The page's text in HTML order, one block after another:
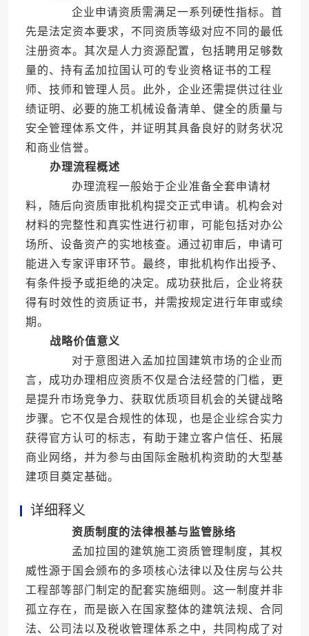
企业申请资质需满足一系列硬性指标。首
先是法定资本要求，不同资质等级对应不同的最低
注册资本。其次是人力资源配置，包括聘用足够数
量的、持有孟加拉国认可的专业资格证书的工程
师、技师和管理人员。此外，企业还需提供过往业
绩证明、必要的施工机械设备清单、健全的质量与
安全管理体系文件，并证明其具备良好的财务状况
和商业信誉。
办理流程概述
办理流程一般始于企业准备全套申请材
料，随后向资质审批机构提交正式申请。机构会对
材料的完整性和真实性进行初审，可能包括对办公
场所、设备资产的实地核查。通过初审后，申请可
能进入专家评审环节。最终，审批机构作出授予、
有条件授予或拒绝的决定。成功获批后，企业将获
得有时效性的资质证书，并需按规定进行年审或续
期。
战略价值意义
对于意图进入孟加拉国建筑市场的企业而
言，成功办理相应资质不仅是合法经营的门槛，更
是提升市场竞争力、获取优质项目机会的关键战略
步骤。它不仅是合规性的体现，也是企业综合实力
获得官方认可的标志，有助于建立客户信任、拓展
商业网络，并为参与由国际金融机构资助的大型基
建项目奠定基础。
详细释义
资质制度的法律根基与监管脉络
孟加拉国的建筑施工资质管理制度，其权
威性源于国会颁布的多项核心法律以及住房与公共
工程部等部门制定的配套实施细则。这一制度并非
孤立存在，而是嵌入在国家整体的建筑法规、合同
法、公司法以及税收管理体系之中，共同构成了对